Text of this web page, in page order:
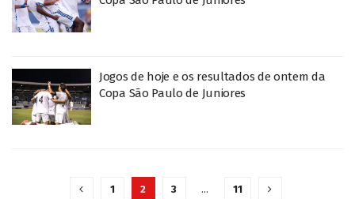
Jogos de hoje e os resultados de ontem da
Copa São Paulo de Juniores
1 2 3 … 11